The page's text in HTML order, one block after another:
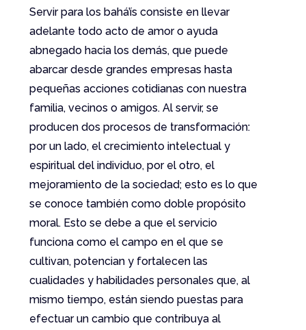
Servir para los bahá’ís consiste en llevar
adelante todo acto de amor o ayuda
abnegado hacia los demás, que puede
abarcar desde grandes empresas hasta
pequeñas acciones cotidianas con nuestra
familia, vecinos o amigos. Al servir, se
producen dos procesos de transformación:
por un lado, el crecimiento intelectual y
espiritual del individuo, por el otro, el
mejoramiento de la sociedad; esto es lo que
se conoce también como doble propósito
moral. Esto se debe a que el servicio
funciona como el campo en el que se
cultivan, potencian y fortalecen las
cualidades y habilidades personales que, al
mismo tiempo, están siendo puestas para
efectuar un cambio que contribuya al